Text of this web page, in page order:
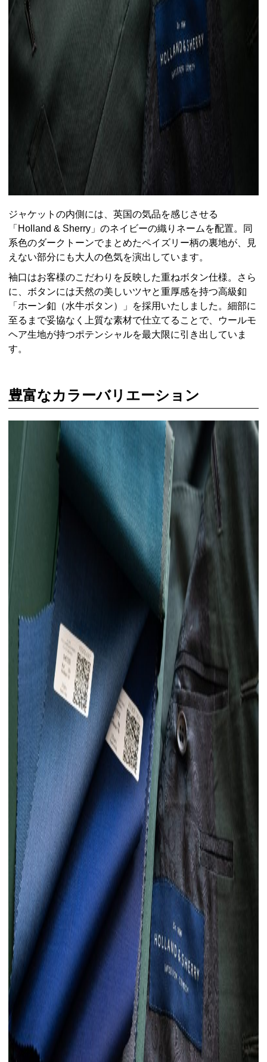
ジャケットの内側には、英国の気品を感じさせる
「Holland & Sherry」のネイビーの織りネームを配置。同
系色のダークトーンでまとめたペイズリー柄の裏地が、見
えない部分にも大人の色気を演出しています。
袖口はお客様のこだわりを反映した重ねボタン仕様。さら
に、ボタンには天然の美しいツヤと重厚感を持つ高級釦
「ホーン釦（水牛ボタン）」を採用いたしました。細部に
至るまで妥協なく上質な素材で仕立てることで、ウールモ
ヘア生地が持つポテンシャルを最大限に引き出していま
す。
豊富なカラーバリエーション